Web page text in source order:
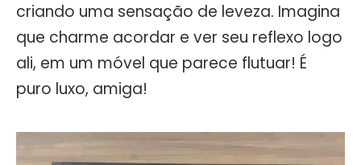
criando uma sensação de leveza. Imagina
que charme acordar e ver seu reflexo logo
ali, em um móvel que parece flutuar! É
puro luxo, amiga!